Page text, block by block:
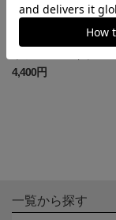
カターレ富山 ピカ
4,400円
一覧から探す